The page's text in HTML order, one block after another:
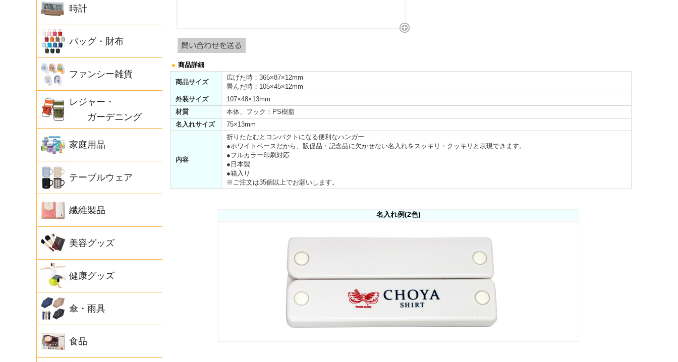
時計
バッグ・財布
ファンシー雑貨
レジャー・
ガーデニング
家庭用品
テーブルウェア
繊維製品
美容グッズ
健康グッズ
傘・雨具
食品
● 商品詳細
商品サイズ
広げた時：365×87×12mm
畳んだ時：105×45×12mm
外装サイズ
107×48×13mm
材質
本体、フック：PS樹脂
名入れサイズ
75×13mm
内容
折りたたむとコンパクトになる便利なハンガー
●ホワイトベースだから、販促品・記念品に欠かせない名入れをスッキリ・クッキリと表現できます。
●フルカラー印刷対応
●日本製
●箱入り
※ご注文は35個以上でお願いします。
名入れ例(2色)